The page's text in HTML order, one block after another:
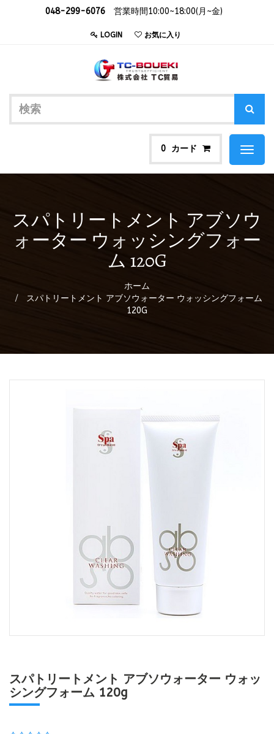
048-299-6076 営業時間10:00~18:00(月~金)
LOGIN お気に入り
0 カード
Toggle
スパトリートメント アブソウ
ォーター ウォッシングフォー
ム 120G
ホーム
スパトリートメント アブソウォーター ウォッシングフォーム
120G
スパトリートメント アブソウォーター ウォッ
シングフォーム 120g